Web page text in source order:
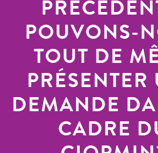
POUVONS-
TOUT DE
PRÉSENTER
DEMANDE
CADRE